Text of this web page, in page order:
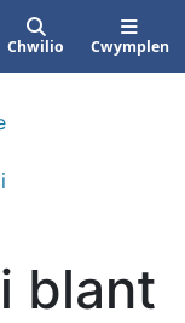
Chwilio Cwymplen
blant